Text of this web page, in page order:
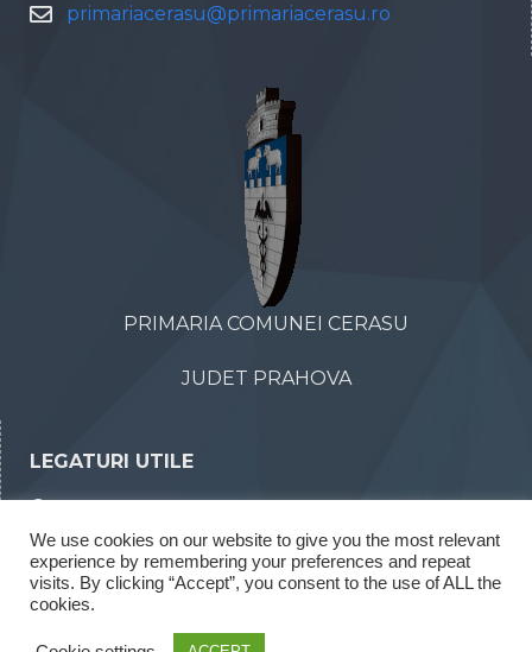
primariacerasu@primariacerasu.ro
PRIMARIA COMUNEI CERASU
JUDET PRAHOVA
LEGATURI UTILE
Declaratii de interese
Rapoarte legea 52/2003
We use cookies on our website to give you the most relevant
experience by remembering your preferences and repeat
visits. By clicking “Accept”, you consent to the use of ALL the
cookies.